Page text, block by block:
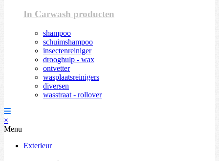
In Carwash producten
shampoo
schuimshampoo
insectenreiniger
drooghulp - wax
ontvetter
wasplaatsreinigers
diversen
wasstraat - rollover
×
Menu
Exterieur